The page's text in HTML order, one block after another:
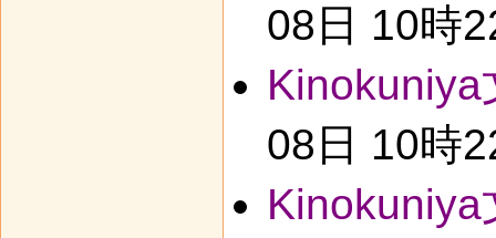
08日 10時
08日 10時